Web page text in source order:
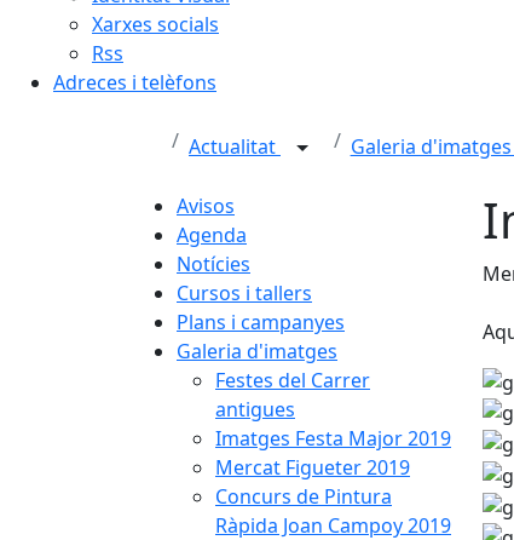
Xarxes socials
Rss
Adreces i telèfons
Actualitat Galeria d'imatges
Avisos
Agenda
Notícies
Cursos i tallers
Plans i campanyes
Galeria d'imatges
Festes del Carrer
antigues
Imatges Festa Major 2019
Mercat Figueter 2019
Concurs de Pintura
Ràpida Joan Campoy 2019